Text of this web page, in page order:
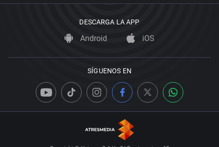
DESCARGA LA APP
Android iOS
SÍGUENOS EN